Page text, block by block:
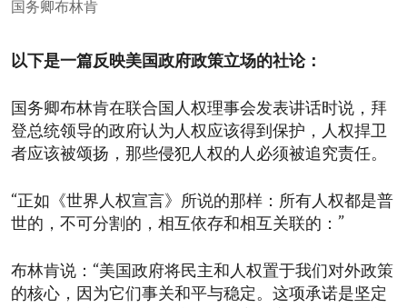
国务卿布林肯
以下是一篇反映美国政府政策立场的社论：
国务卿布林肯在联合国人权理事会发表讲话时说，拜
登总统领导的政府认为人权应该得到保护，人权捍卫
者应该被颂扬，那些侵犯人权的人必须被追究责任。
“正如《世界人权宣言》所说的那样：所有人权都是普
世的，不可分割的，相互依存和相互关联的：”
布林肯说：“美国政府将民主和人权置于我们对外政策
的核心，因为它们事关和平与稳定。这项承诺是坚定